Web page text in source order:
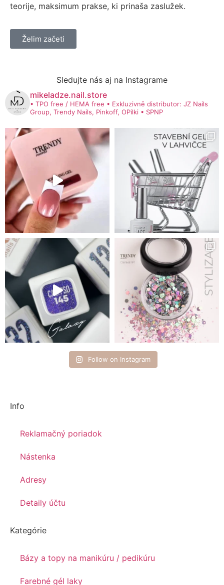
teorije, maksimum prakse, ki prinaša zaslužek.
Želim začeti
Sledujte nás aj na Instagrame
mikeladze.nail.store
• TPO free / HEMA free • Exkluzivně distributor: JZ Nails
Group, Trendy Nails, Pinkoff, OPilki • SPNP
Follow on Instagram
Info
Reklamačný poriadok
Nástenka
Adresy
Detaily účtu
Kategórie
Bázy a topy na manikúru / pedikúru
Farebné gél laky